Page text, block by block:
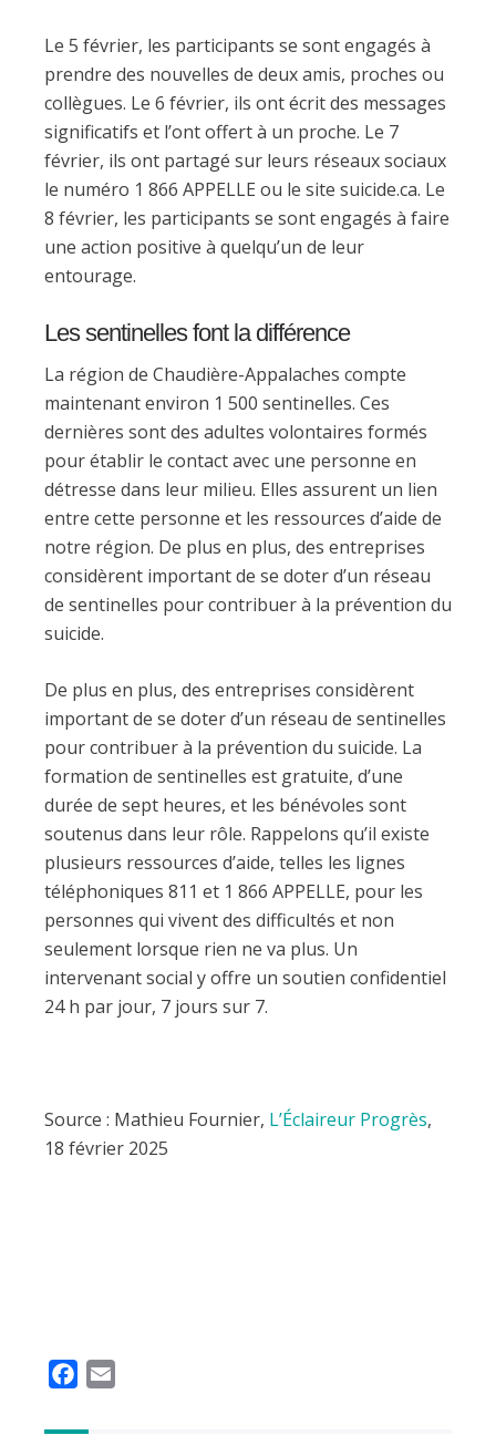
Le 5 février, les participants se sont engagés à
prendre des nouvelles de deux amis, proches ou
collègues. Le 6 février, ils ont écrit des messages
significatifs et l’ont offert à un proche. Le 7
février, ils ont partagé sur leurs réseaux sociaux
le numéro 1 866 APPELLE ou le site suicide.ca. Le
8 février, les participants se sont engagés à faire
une action positive à quelqu’un de leur
entourage.
Les sentinelles font la différence
La région de Chaudière-Appalaches compte
maintenant environ 1 500 sentinelles. Ces
dernières sont des adultes volontaires formés
pour établir le contact avec une personne en
détresse dans leur milieu. Elles assurent un lien
entre cette personne et les ressources d’aide de
notre région. De plus en plus, des entreprises
considèrent important de se doter d’un réseau
de sentinelles pour contribuer à la prévention du
suicide.
De plus en plus, des entreprises considèrent
important de se doter d’un réseau de sentinelles
pour contribuer à la prévention du suicide. La
formation de sentinelles est gratuite, d’une
durée de sept heures, et les bénévoles sont
soutenus dans leur rôle. Rappelons qu’il existe
plusieurs ressources d’aide, telles les lignes
téléphoniques 811 et 1 866 APPELLE, pour les
personnes qui vivent des difficultés et non
seulement lorsque rien ne va plus. Un
intervenant social y offre un soutien confidentiel
24 h par jour, 7 jours sur 7.
Source : Mathieu Fournier, L’Éclaireur Progrès,
18 février 2025
c